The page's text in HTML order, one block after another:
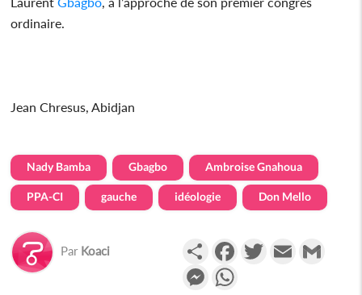
ordinaire.
Jean Chresus, Abidjan
Nady Bamba Gbagbo Ambroise Gnahoua
PPA-CI gauche idéologie Don Mello
Par Koaci PartagerFacebookTwitterEmail
Messenger